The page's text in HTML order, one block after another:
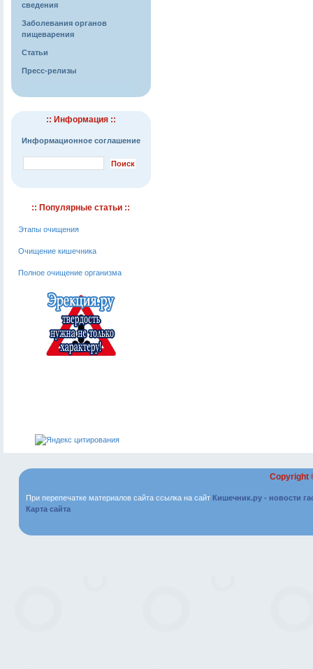
сведения
Заболевания органов
пищеварения
Статьи
Пресс-релизы
:: Информация ::
Информационное соглашение
:: Популярные статьи ::
Этапы очищения
Очищение кишечника
Полное очищение организма
Copyright
При перепечатке материалов сайта ссылка на сайт Кишечник.ру - новости
Карта сайта